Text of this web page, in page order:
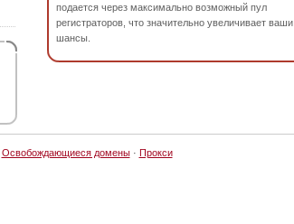
подается через максимально возможный пул
регистраторов, что значительно увеличивает ваши
шансы.
Освобождающиеся домены· Прокси